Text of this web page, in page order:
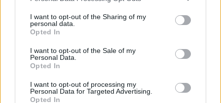
I want to opt-out of the Sharing of my
personal data.
Opted In
I want to opt-out of the Sale of my
Personal Data.
Opted In
I want to opt-out of processing my
Personal Data for Targeted Advertising.
Opted In
Esim for Global
for Turkey|Esim for Germany|Esim for Greece |
for Asia|Esim for World Cup 2026